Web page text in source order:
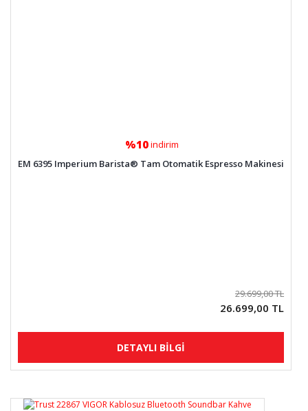
%10indirim
EM 6395 Imperium Barista® Tam Otomatik Espresso Makinesi
29.699,00 TL
26.699,00 TL
DETAYLI BİLGİ